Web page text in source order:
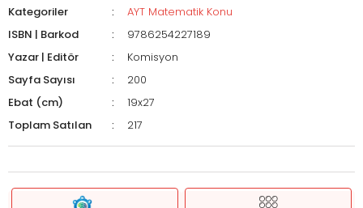
Kategoriler
AYT Matematik Konu
ISBN | Barkod
9786254227189
Yazar | Editör
Komisyon
Sayfa Sayısı
200
Ebat (cm)
19x27
Toplam Satılan
217